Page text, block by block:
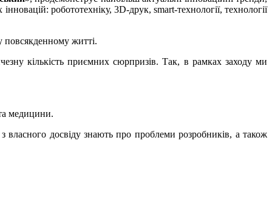
робототехніку, 3D-друк, smart-технології, технології
повсякденному житті.
кількість приємних сюрпризів. Так, в рамках заходу ми
медицини.
власного досвіду знають про проблеми розробників, а також